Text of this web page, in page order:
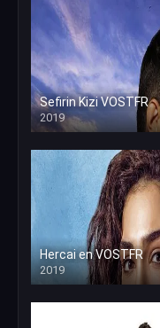
Sefirin Kizi VOSTFR
2019
Hercai en VOSTFR
2019